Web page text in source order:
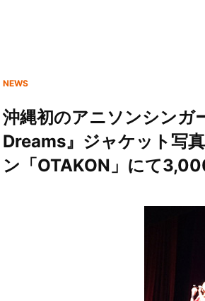
NEWS
沖縄初のアニソンシン
Dreams』ジャケット写
ン「OTAKON」にて